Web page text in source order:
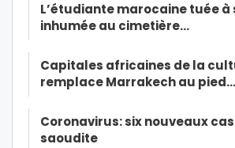
L’étudiante marocaine tuée à
inhumée au cimetière…
Capitales africaines de la
remplace Marrakech au pied…
Coronavirus: six nouveaux
saoudite